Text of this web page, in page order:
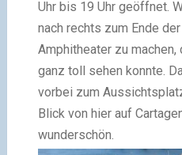
Uhr bis 19 Uhr geöffnet.
nach rechts zum Ende
Amphitheater zu
ganz toll sehen konnte.
vorbei zum
Blick von hier auf
wunderschön.